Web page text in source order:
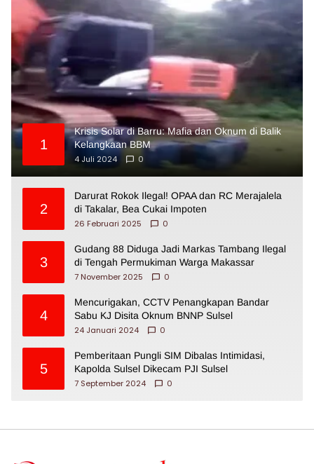
1
Krisis Solar di Barru: Mafia dan Oknum di Balik
Kelangkaan BBM
4 Juli 2024
0
2
Darurat Rokok Ilegal! OPAA dan RC Merajalela
di Takalar, Bea Cukai Impoten
26 Februari 2025
0
3
Gudang 88 Diduga Jadi Markas Tambang Ilegal
di Tengah Permukiman Warga Makassar
7 November 2025
0
4
Mencurigakan, CCTV Penangkapan Bandar
Sabu KJ Disita Oknum BNNP Sulsel
24 Januari 2024
0
5
Pemberitaan Pungli SIM Dibalas Intimidasi,
Kapolda Sulsel Dikecam PJI Sulsel
7 September 2024
0